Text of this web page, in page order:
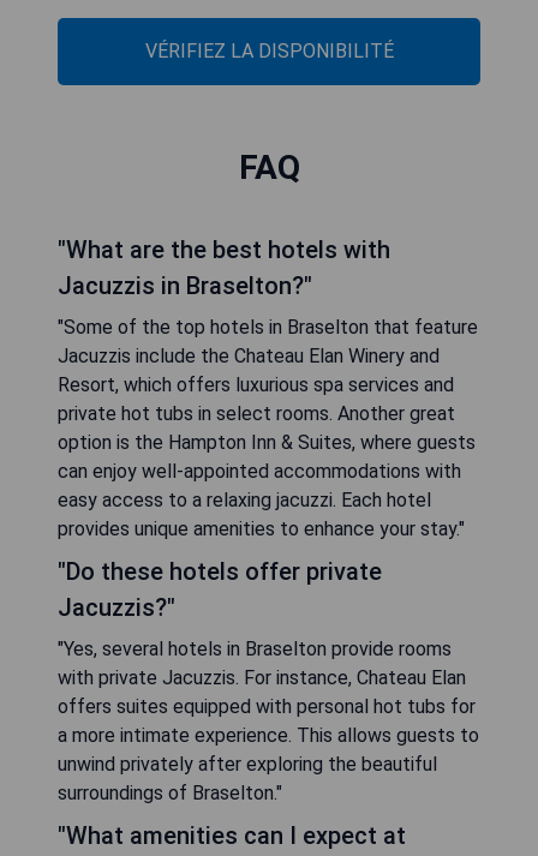
VÉRIFIEZ LA DISPONIBILITÉ
FAQ
"What are the best hotels with
Jacuzzis in Braselton?"
"Some of the top hotels in Braselton that feature
Jacuzzis include the Chateau Elan Winery and
Resort, which offers luxurious spa services and
private hot tubs in select rooms. Another great
option is the Hampton Inn & Suites, where guests
can enjoy well-appointed accommodations with
easy access to a relaxing jacuzzi. Each hotel
provides unique amenities to enhance your stay."
"Do these hotels offer private
Jacuzzis?"
"Yes, several hotels in Braselton provide rooms
with private Jacuzzis. For instance, Chateau Elan
offers suites equipped with personal hot tubs for
a more intimate experience. This allows guests to
unwind privately after exploring the beautiful
surroundings of Braselton."
"What amenities can I expect at